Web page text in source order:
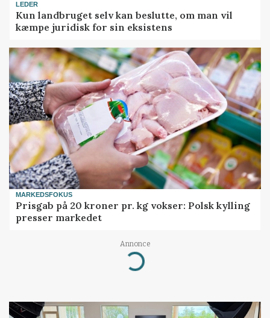
LEDER
Kun landbruget selv kan beslutte, om man vil
kæmpe juridisk for sin eksistens
MARKEDSFOKUS
Prisgab på 20 kroner pr. kg vokser: Polsk kylling
presser markedet
Annonce
Loading...